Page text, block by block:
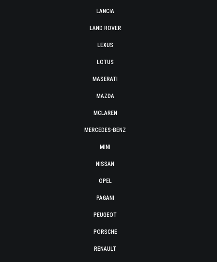
LANCIA
LAND ROVER
LEXUS
LOTUS
MASERATI
MAZDA
MCLAREN
MERCEDES-BENZ
MINI
NISSAN
OPEL
PAGANI
PEUGEOT
PORSCHE
RENAULT